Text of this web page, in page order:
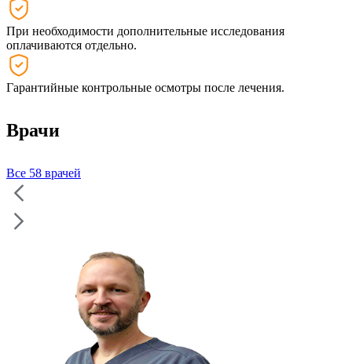
При необходимости дополнительные исследования
оплачиваются отдельно.
Гарантийные контрольные осмотры после лечения.
Врачи
Все 58 врачей